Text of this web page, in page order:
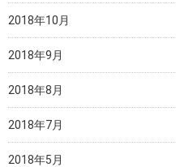
2018年10月
2018年9月
2018年8月
2018年7月
2018年5月